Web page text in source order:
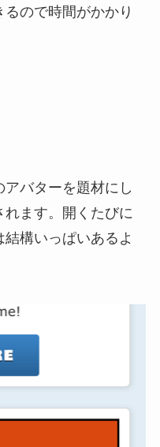
ので時間がかかり
バターを題材にし
ます。開くたびに
構いっぱいあるよ